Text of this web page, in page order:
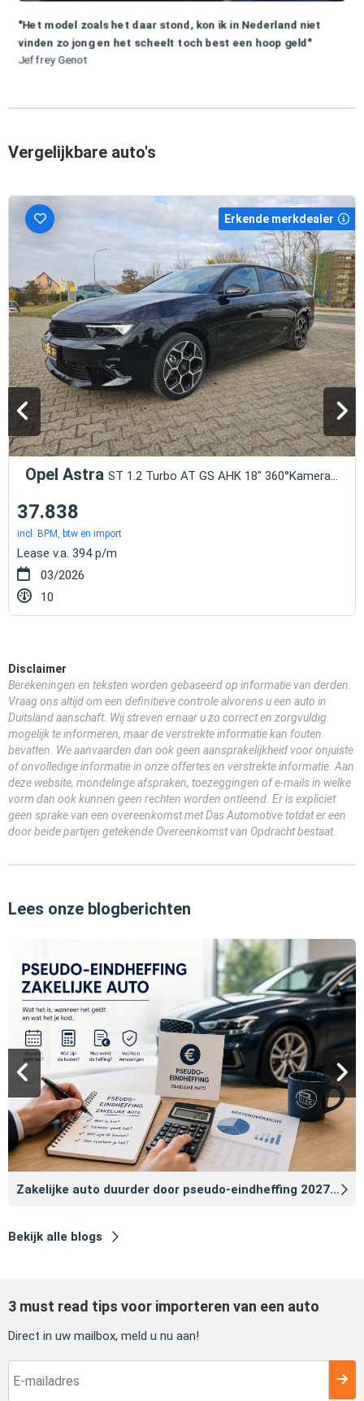
"Het model zoals het daar stond, kon ik in Nederland niet
vinden zo jong en het scheelt toch best een hoop geld"
Jeffrey Genot
Vergelijkbare auto's
Erkende merkdealer
Opel Astra ST 1.2 Turbo AT GS AHK 18" 360°Kamera LED ACC
37.838
incl. BPM, btw en import
Lease v.a. 394 p/m
03/2026
10
Disclaimer
Berekeningen en teksten worden gebaseerd op informatie van derden.
Vraag ons altijd om een definitieve controle alvorens u een auto in
Duitsland aanschaft. Wij streven ernaar u zo correct en zorgvuldig
mogelijk te informeren, maar de verstrekte informatie kan fouten
bevatten. We aanvaarden dan ook geen aansprakelijkheid voor onjuiste
of onvolledige informatie in onze offertes en verstrekte informatie. Aan
deze website, mondelinge afspraken, toezeggingen of e-mails in welke
vorm dan ook kunnen geen rechten worden ontleend. Er is expliciet
geen sprake van een overeenkomst met Das Automotive totdat er een
door beide partijen getekende Overeenkomst van Opdracht bestaat.
Lees onze blogberichten
Zakelijke auto duurder door pseudo‑eindheffing 2027: zo voorkomt u dat
Bekijk alle blogs
3 must read tips voor importeren van een auto
Direct in uw mailbox, meld u nu aan!